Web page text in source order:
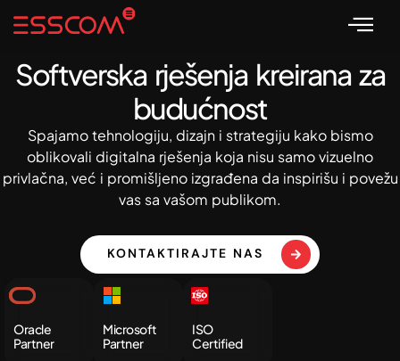
Softverska rješenja kreirana za
budućnost
Spajamo tehnologiju, dizajn i strategiju kako bismo
oblikovali digitalna rješenja koja nisu samo vizuelno
privlačna, već i promišljeno izgrađena da inspirišu i povežu
vas sa vašom publikom.
KONTAKTIRAJTE NAS
Oracle
Partner
Microsoft
Partner
ISO
Certified